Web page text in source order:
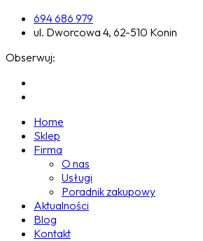
694 686 979
ul. Dworcowa 4, 62-510 Konin
Obserwuj:
Home
Sklep
Firma
O nas
Usługi
Poradnik zakupowy
Aktualności
Blog
Kontakt